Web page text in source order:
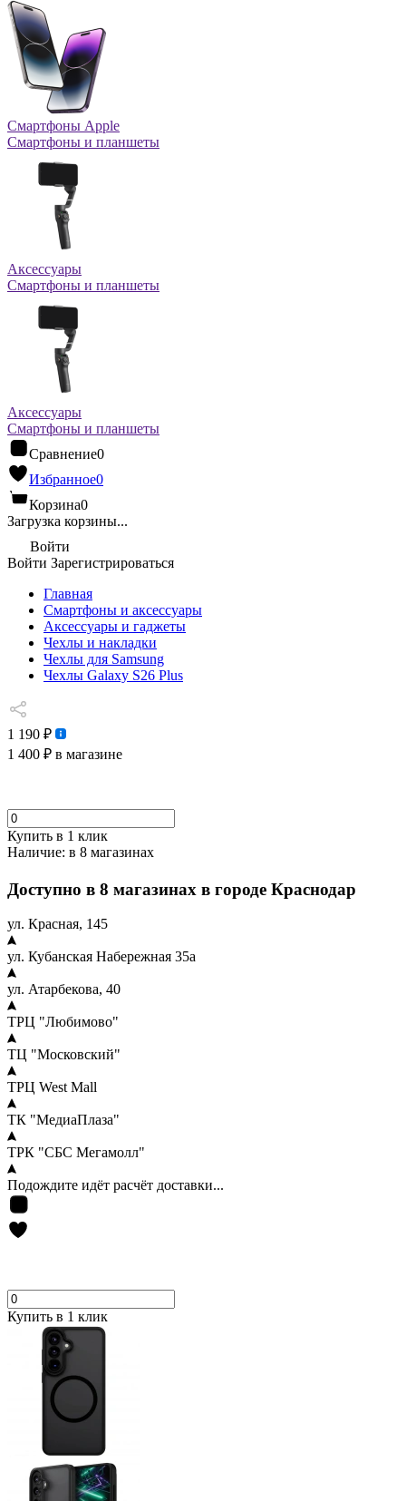
Смартфоны Apple
Смартфоны и планшеты
Аксессуары
Смартфоны и планшеты
Аксессуары
Смартфоны и планшеты
Сравнение0
Избранное0
Корзина0
Загрузка корзины...
Войти
Войти Зарегистрироваться
Главная
Смартфоны и аксессуары
Аксессуары и гаджеты
Чехлы и накладки
Чехлы для Samsung
Чехлы Galaxy S26 Plus
1 190 ₽
1 400 ₽ в магазине
Купить в 1 клик
Наличие: в 8 магазинах
Доступно в 8 магазинах в городе Краснодар
ул. Красная, 145
ул. Кубанская Набережная 35а
ул. Атарбекова, 40
ТРЦ "Любимово"
ТЦ "Московский"
ТРЦ West Mall
ТК "МедиаПлаза"
ТРК "СБС Мегамолл"
Подождите идёт расчёт доставки...
Купить в 1 клик